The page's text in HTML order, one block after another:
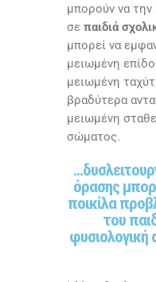
μπορούν να
σε παιδιά
μπορεί να
μειωμένη
μειωμένη
βραδύτερα
μειωμένη
σώματος.
όρασης
ποικίλα
του